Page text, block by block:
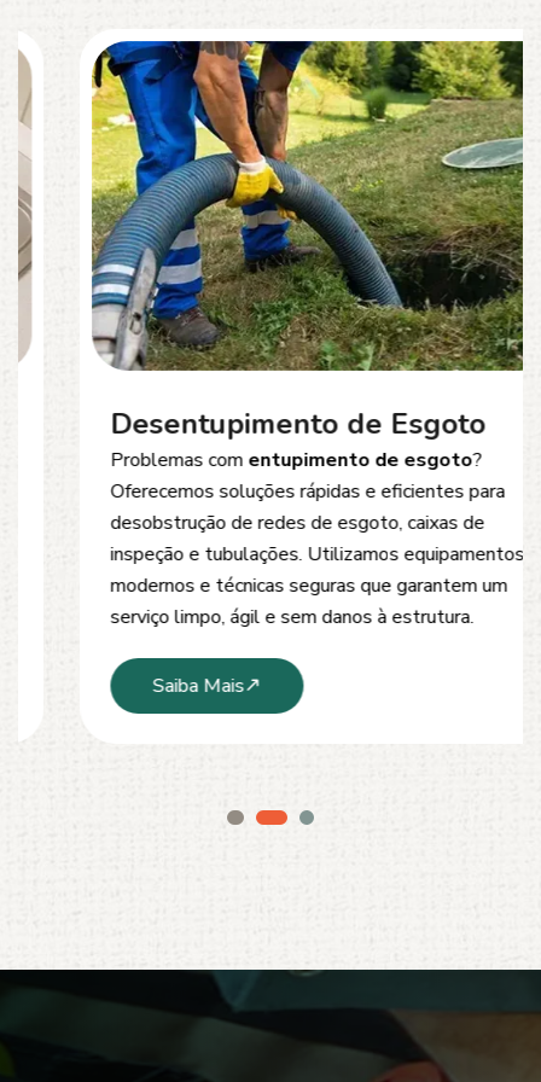
Desentupimento de Esgoto
Problemas comentupimento de esgoto?
Oferecemos soluções rápidas e eficientes para
desobstrução de redes de esgoto, caixas de
inspeção e tubulações. Utilizamos equipamentos
modernos e técnicas seguras que garantem um
serviço limpo, ágil e sem danos à estrutura.
Saiba Mais